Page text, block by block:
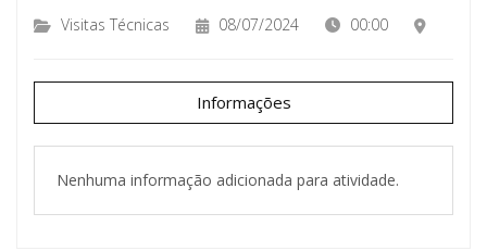
Visitas Técnicas 08/07/2024 00:00
Informações
Nenhuma informação adicionada para atividade.